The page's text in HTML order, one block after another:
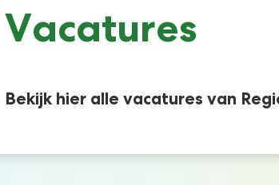
Vacatures
Bekijk hier alle vacatures van